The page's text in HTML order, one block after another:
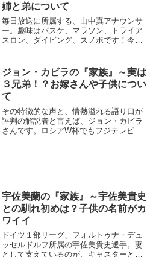
姉と弟について
毎日放送に所属する、山中真アナウンサ
ー。趣味はバスケ、マラソン、トライア
スロン、ダイビング、スノボです！今回
ます。名 前：山中真（やまなか・ま
こと）生年月日：1976...
ジョン・カビラの『家族』～実は
３兄弟！？お嫁さんや子供につい
て
その特徴的な声と、情熱溢れる語り口が
評判の解説者と言えば、ジョン・カビラ
さんです。ロシアW杯でもフジテレビ系
宇佐美蘭の『家族』～宇佐美貴史
との馴れ初めは？子供の名前がカ
ワイイ
ドイツ１部リーグ、フォルトゥナ・デュ
ッセルドルフ所属の宇佐美貴史選手。妻
として支えているのが、キャスターとし